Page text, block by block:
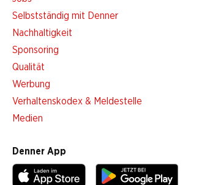
Selbstständig mit Denner
Nachhaltigkeit
Sponsoring
Qualität
Werbung
Verhaltenskodex & Meldestelle
Medien
Denner App